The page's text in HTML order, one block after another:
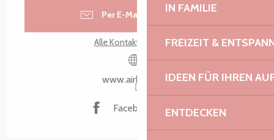
IN FAMILIE
FREIZEIT &
IDEEN FÜR IHREN
ENTDECKEN
Per E-Mail kontaktieren
Alle Kontakte anzeigen
www.airbnb.com
Facebook Seite